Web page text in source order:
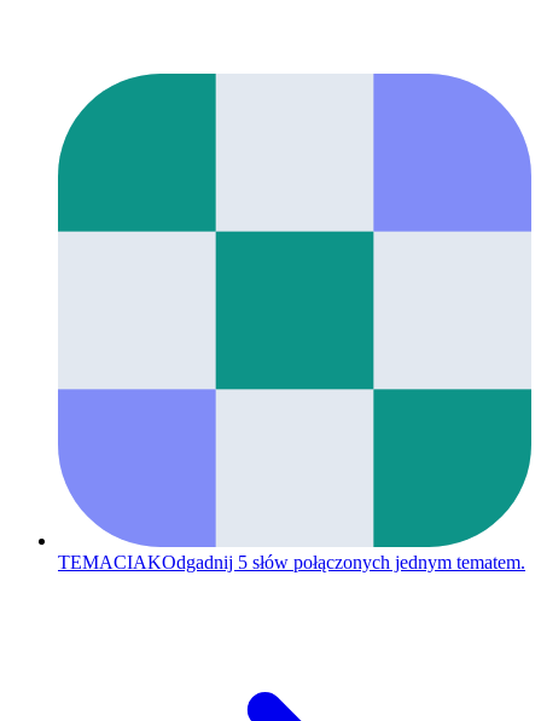
TEMACIAKOdgadnij 5 słów połączonych jednym tematem.